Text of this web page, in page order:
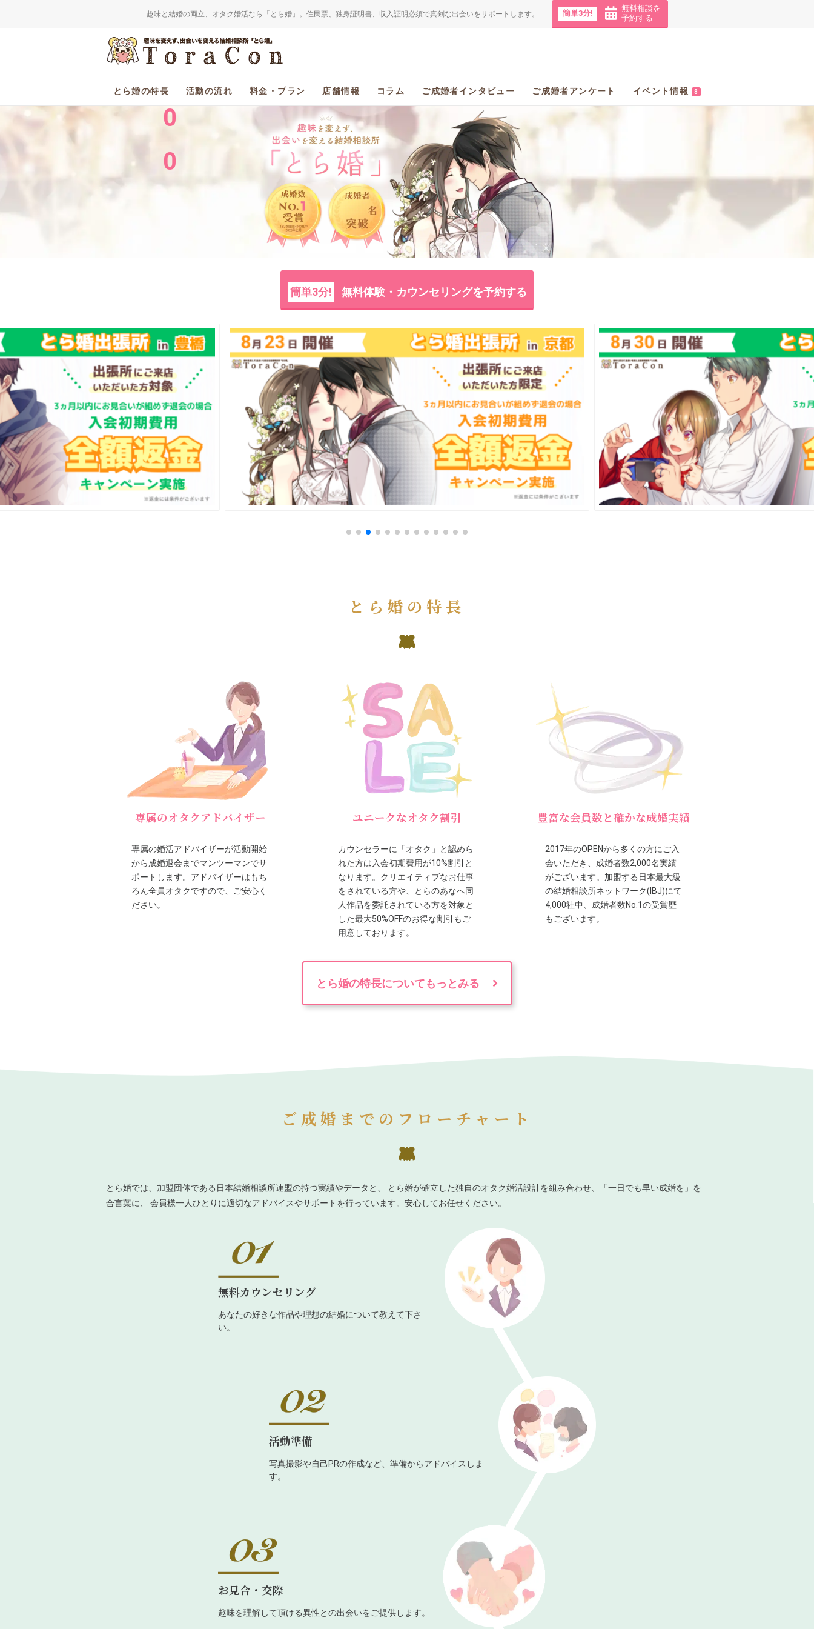
趣味と結婚の両立、オタク婚活なら「とら婚」。住民票、独身証明書、収入証明必須で真剣な出会いをサポートします。 簡単3分!
無料相談を
予約する
とら婚の特長 活動の流れ 料金・プラン 店舗情報 コラム ご成婚者インタビュー ご成婚者アンケート イベント情報 8
2
0
0
0
簡単3分! 無料体験・カウンセリングを予約する
とら婚の特長
専属のオタクアドバイザー
専属の婚活アドバイザーが活動開始
から成婚退会までマンツーマンでサ
ポートします。アドバイザーはもち
ろん全員オタクですので、ご安心く
ださい。
ユニークなオタク割引
カウンセラーに「オタク」と認めら
れた方は入会初期費用が10%割引と
なります。クリエイティブなお仕事
をされている方や、とらのあなへ同
人作品を委託されている方を対象と
した最大50%OFFのお得な割引もご
用意しております。
豊富な会員数と確かな成婚実績
2017年のOPENから多くの方にご入
会いただき、成婚者数2,000名実績
がございます。加盟する日本最大級
の結婚相談所ネットワーク(IBJ)にて
4,000社中、成婚者数No.1の受賞歴
もございます。
とら婚の特長についてもっとみる
ご成婚までのフローチャート
とら婚では、加盟団体である日本結婚相談所連盟の持つ実績やデータと、 とら婚が確立した独自のオタク婚活設計を組み合わせ、「一日でも早い成婚を」を
合言葉に、 会員様一人ひとりに適切なアドバイスやサポートを行っています。安心してお任せください。
無料カウンセリング
あなたの好きな作品や理想の結婚について教えて下さ
い。
活動準備
写真撮影や自己PRの作成など、準備からアドバイスしま
す。
お見合・交際
趣味を理解して頂ける異性との出会いをご提供します。